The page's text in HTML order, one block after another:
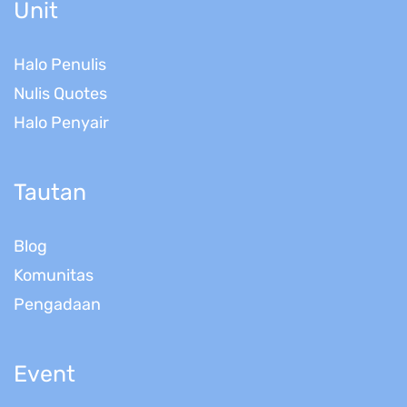
Unit
Halo Penulis
Nulis Quotes
Halo Penyair
Tautan
Blog
Komunitas
Pengadaan
Event